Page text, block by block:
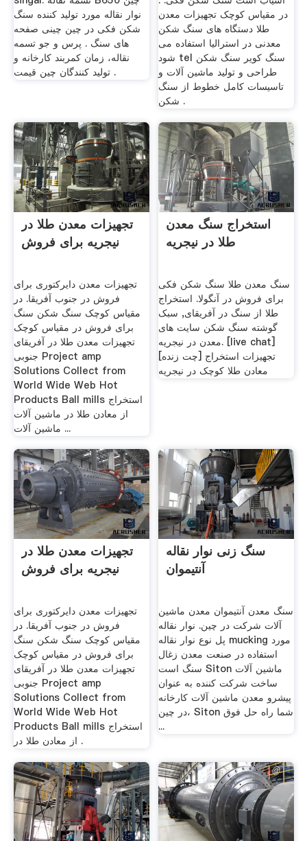
نوار نقاله مورد تولید کننده سنگ
شکن فکی در چین چینی صفحه
های سنگ . پرس و جو تسمه
نقاله، زمان کمربند کارخانه و
تولید کنندگان چین قیمت .
در مقیاس کوچک تجهیزات معدن
طلا دستگاه های سنگ شکن
معدنی در استرالیا استفاده می
شود tel سنگ کویر سنگ شکن
طراحی و تولید ماشین آلات و
تاسيسات كامل خطوط از سنگ
شکن .
تجهیزات معدن طلا در
نیجریه برای فروش
تجهیزات معدن دایرکتوری برای
فروش در جنوب آفریقا. در
مقیاس کوچک سنگ شکن سنگ
برای فروش در مقیاس کوچک
تجهیزات معدن طلا در آفریقای
جنوبی Project amp
Solutions Collect from
World Wide Web Hot
Products Ball mills استخراج
از معادن طلا در ماشین آلات
ماشین آلات ...
استخراج سنگ معدن
طلا در نیجریه
سنگ معدن طلا سنگ شکن فکی
برای فروش در آنگولا. استخراج
طلا از سنگ در آفریقای, سبک
گوشته سنگ شکن سایت های
معدن در نیجریه. [live chat]
[چت زنده] تجهیزات استخراج
معادن طلا کوچک در نیجریه
تجهیزات معدن طلا در
نیجریه برای فروش
تجهیزات معدن دایرکتوری برای
فروش در جنوب آفریقا. در
مقیاس کوچک سنگ شکن سنگ
برای فروش در مقیاس کوچک
تجهیزات معدن طلا در آفریقای
جنوبی Project amp
Solutions Collect from
World Wide Web Hot
Products Ball mills استخراج
از معادن طلا در .
سنگ زنی نوار نقاله
آنتیموان
سنگ معدن آنتیموان معدن ماشین
آلات شرکت در چین. نوار نقاله
پل نوع نوار نقاله mucking مورد
استفاده در صنعت معدن زغال
سنگ است Siton ماشین آلات
ساخت شرکت کننده به عنوان
پیشرو معدن ماشین آلات کارخانه
در چین، Siton شما راه حل فوق
...